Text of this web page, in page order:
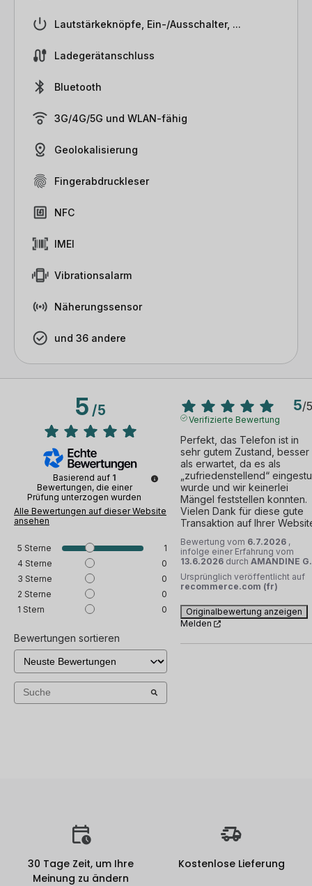
Lautstärkeknöpfe, Ein-/Ausschalter, ...
Ladegerätanschluss
Bluetooth
3G/4G/5G und WLAN-fähig
Geolokalisierung
Fingerabdruckleser
NFC
IMEI
Vibrationsalarm
Näherungssensor
und 36 andere
5/5
Basierend auf 1
Bewertungen, die einer
Prüfung unterzogen wurden
Alle Bewertungen auf dieser Website
ansehen
5 Sterne
1
4 Sterne
0
3 Sterne
0
2 Sterne
0
1 Stern 0
Bewertungen sortieren
5/5
Verifizierte Bewertung
Perfekt, das Telefon ist in
sehr gutem Zustand, besser
als erwartet, da es als
„zufriedenstellend“
wurde und wir keinerlei
Mängel feststellen konnten.
Vielen Dank für diese gute
Transaktion auf Ihrer
Bewertung vom 6.7.2026 ,
infolge einer Erfahrung vom
13.6.2026 durch AMANDINE G.
Ursprünglich veröffentlicht auf
recommerce.com (fr)
Originalbewertung anzeigen
Melden
30 Tage Zeit, um Ihre
Meinung zu ändern
Kostenlose Lieferung